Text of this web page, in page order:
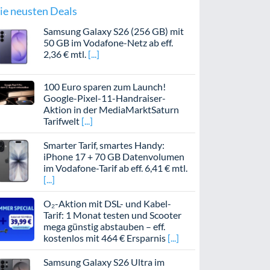
neusten Deals
Samsung Galaxy S26 (256 GB) mit
50 GB im Vodafone-Netz ab eff.
2,36 € mtl.
100 Euro sparen zum Launch!
Google-Pixel-11-Handraiser-
Aktion in der MediaMarktSaturn
Tarifwelt
Smarter Tarif, smartes Handy:
iPhone 17 + 70 GB Datenvolumen
im Vodafone-Tarif ab eff. 6,41 € mtl.
O₂-Aktion mit DSL- und Kabel-
Tarif: 1 Monat testen und Scooter
mega günstig abstauben – eff.
kostenlos mit 464 € Ersparnis
Samsung Galaxy S26 Ultra im